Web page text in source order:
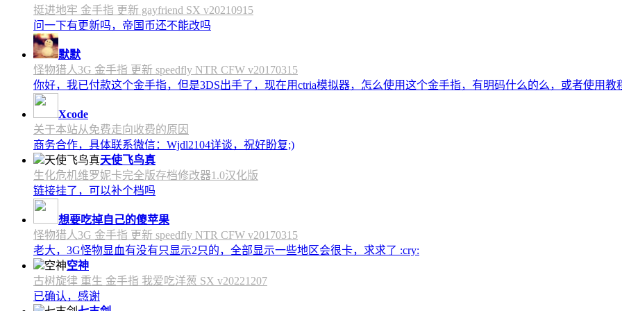
挺进地牢 金手指 更新 gayfriend SX v20210915
问一下有更新吗，帝国币还不能改吗
默默
怪物猎人3G 金手指 更新 speedfly NTR CFW v20170315
你好，我已付款这个金手指，但是3DS出手了，现在用ctria模拟器，怎么使用这个金手指，有明码什么的么，或者使用教
Xcode
关于本站从免费走向收费的原因
商务合作，具体联系微信：Wjdl2104详谈，祝好盼复;)
天使飞鸟真
生化危机维罗妮卡完全版存档修改器1.0汉化版
链接挂了，可以补个档吗
想要吃掉自己的傻苹果
怪物猎人3G 金手指 更新 speedfly NTR CFW v20170315
老大，3G怪物显血有没有只显示2只的，全部显示一些地区会很卡，求求了 :cry:
空神
古树旋律 重生 金手指 我爱吃洋葱 SX v20221207
已确认，感谢